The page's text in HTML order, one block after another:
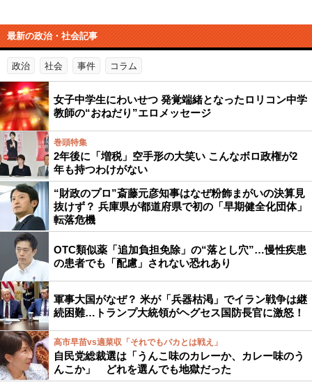
最新の政治・社会記事
政治 社会 事件 コラム
女子中学生にわいせつ 発覚端緒となったロリコン中学
教師の“おねだり”エロメッセージ
巻頭特集
2年後に「増税」空手形の大笑い こんなボロ政権が2
年も持つわけがない
“財政のプロ”斎藤元彦知事はなぜ粉飾まがいの決算見
抜けず？ 兵庫県が都道府県で初の「早期健全化団体」
転落危機
OTC類似薬「追加負担免除」の“落とし穴”…慢性疾患
の患者でも「配慮」されない恐れあり
軍事大国がなぜ？ 米が「兵器枯渇」でイラン戦争は継
続困難…トランプ大統領がヘグセス国防長官に激怒！
高市早苗vs適菜収「それでもバカとは戦え」
自民党総裁選は「うんこ味のカレーか、カレー味のう
んこか」 どれを選んでも地獄だった